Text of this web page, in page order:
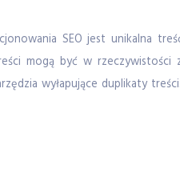
SEO jest unikalna
mogą być w rzeczywistości
wyłapujące duplikaty